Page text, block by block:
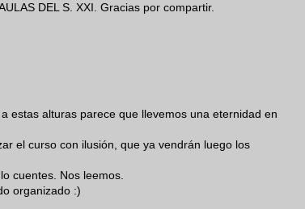
DEL S. XXI. Gracias por compartir.
estas alturas parece que llevemos una eternidad en
el curso con ilusión, que ya vendrán luego los
cuentes. Nos leemos.
organizado :)